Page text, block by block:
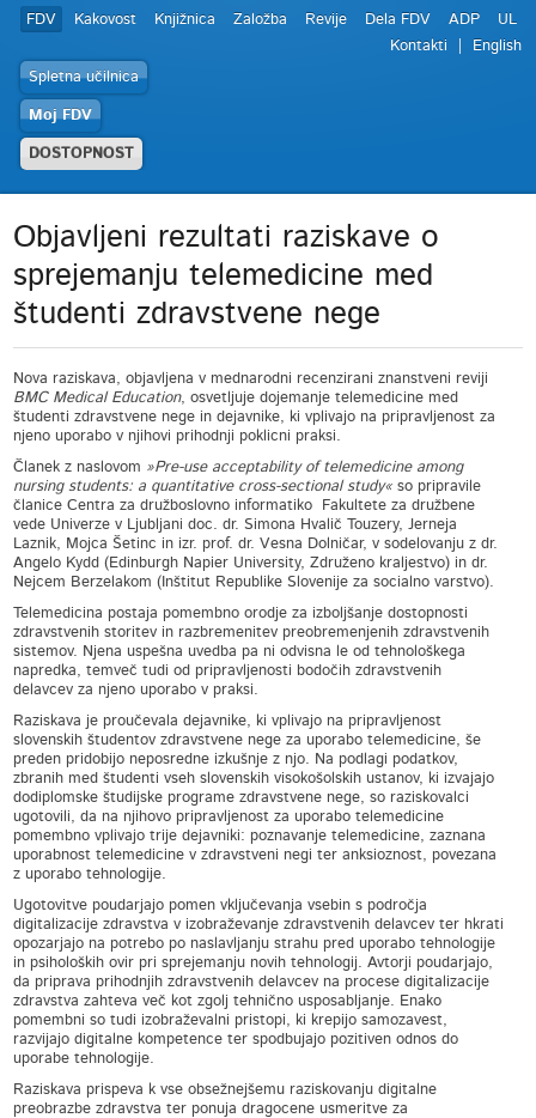
FDV Kakovost Knjižnica Založba Revije Dela FDV ADP
UL
Kontakti
English
Spletna učilnica
Moj FDV
DOSTOPNOST
Objavljeni rezultati raziskave o
sprejemanju telemedicine med
študenti zdravstvene nege
Nova raziskava, objavljena v mednarodni recenzirani znanstveni reviji
BMC Medical Education, osvetljuje dojemanje telemedicine med
študenti zdravstvene nege in dejavnike, ki vplivajo na pripravljenost za
njeno uporabo v njihovi prihodnji poklicni praksi.
Članek z naslovom »Pre-use acceptability of telemedicine among
nursing students: a quantitative cross-sectional study« so pripravile
članice Centra za družboslovno informatiko Fakultete za družbene
vede Univerze v Ljubljani doc. dr. Simona Hvalič Touzery, Jerneja
Laznik, Mojca Šetinc in izr. prof. dr. Vesna Dolničar, v sodelovanju z dr.
Angelo Kydd (Edinburgh Napier University, Združeno kraljestvo) in dr.
Nejcem Berzelakom (Inštitut Republike Slovenije za socialno varstvo).
Telemedicina postaja pomembno orodje za izboljšanje dostopnosti
zdravstvenih storitev in razbremenitev preobremenjenih zdravstvenih
sistemov. Njena uspešna uvedba pa ni odvisna le od tehnološkega
napredka, temveč tudi od pripravljenosti bodočih zdravstvenih
delavcev za njeno uporabo v praksi.
Raziskava je proučevala dejavnike, ki vplivajo na pripravljenost
slovenskih študentov zdravstvene nege za uporabo telemedicine, še
preden pridobijo neposredne izkušnje z njo. Na podlagi podatkov,
zbranih med študenti vseh slovenskih visokošolskih ustanov, ki izvajajo
dodiplomske študijske programe zdravstvene nege, so raziskovalci
ugotovili, da na njihovo pripravljenost za uporabo telemedicine
pomembno vplivajo trije dejavniki: poznavanje telemedicine, zaznana
uporabnost telemedicine v zdravstveni negi ter anksioznost, povezana
z uporabo tehnologije.
Ugotovitve poudarjajo pomen vključevanja vsebin s področja
digitalizacije zdravstva v izobraževanje zdravstvenih delavcev ter hkrati
opozarjajo na potrebo po naslavljanju strahu pred uporabo tehnologije
in psiholoških ovir pri sprejemanju novih tehnologij. Avtorji poudarjajo,
da priprava prihodnjih zdravstvenih delavcev na procese digitalizacije
zdravstva zahteva več kot zgolj tehnično usposabljanje. Enako
pomembni so tudi izobraževalni pristopi, ki krepijo samozavest,
razvijajo digitalne kompetence ter spodbujajo pozitiven odnos do
uporabe tehnologije.
Raziskava prispeva k vse obsežnejšemu raziskovanju digitalne
preobrazbe zdravstva ter ponuja dragocene usmeritve za